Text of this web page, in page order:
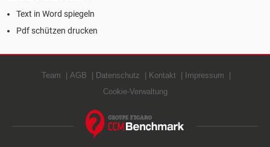
Text in Word spiegeln
Pdf schützen drucken
Team AGB Datenschutz Kontakt
Impressum
Cookie-Verwaltung